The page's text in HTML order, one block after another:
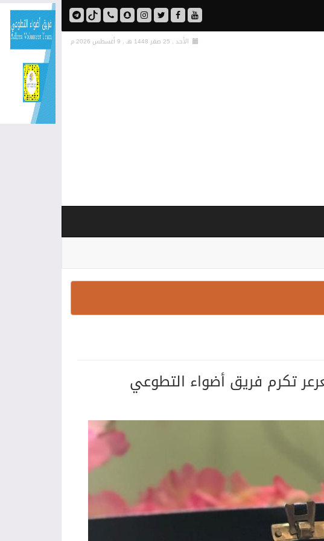
الأحد , 25 صفر 1448 هـ , 9 أغسطس 2026 م
تكرم فريق أضواء التطوعي